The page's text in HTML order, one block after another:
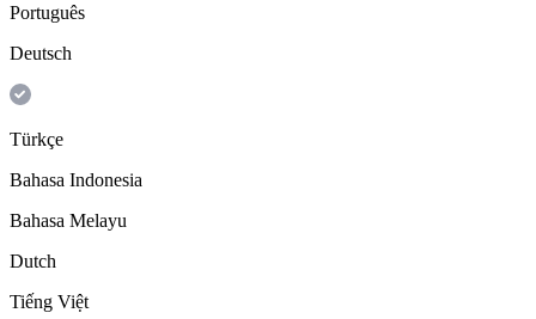
Português
Deutsch
Türkçe
Bahasa Indonesia
Bahasa Melayu
Dutch
Tiếng Việt